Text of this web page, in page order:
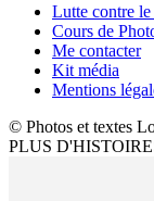
Lutte contre
Cours de
Me contacter
Kit média
Mentions
© Photos et textes
PLUS